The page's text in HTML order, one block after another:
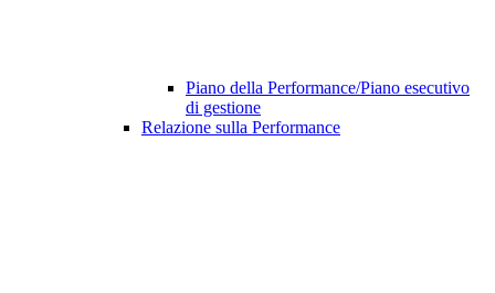
Piano della Performance/Piano esecutivo
di gestione
Relazione sulla Performance